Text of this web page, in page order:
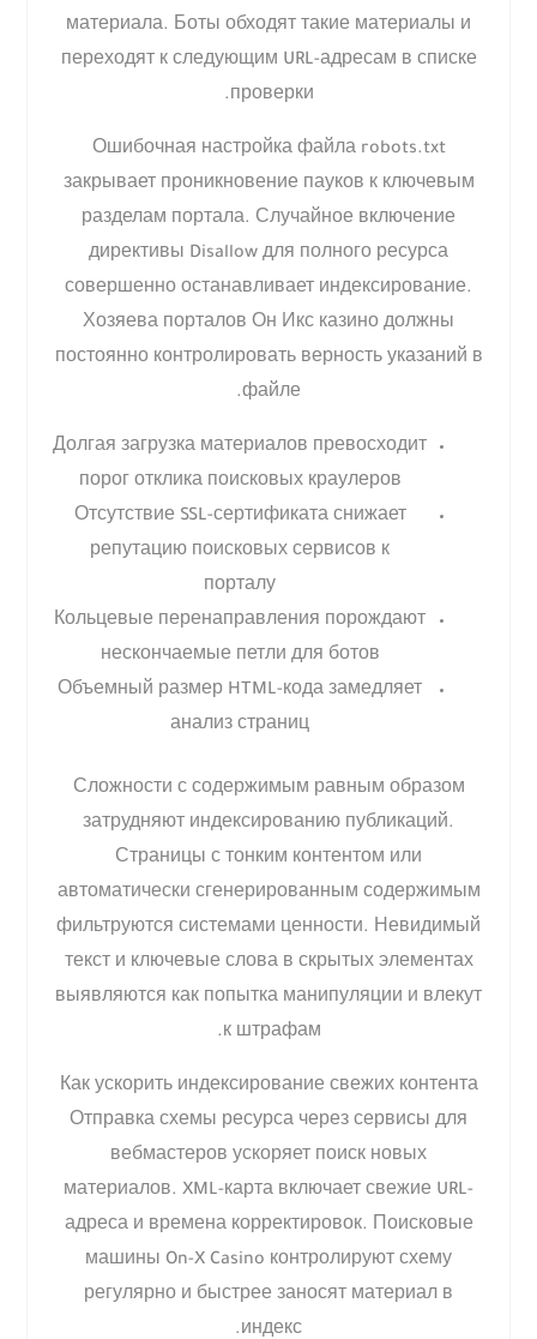
материала. Боты обходят такие материалы и
переходят к следующим URL-адресам в списке
проверки.
Ошибочная настройка файла robots.txt
закрывает проникновение пауков к ключевым
разделам портала. Случайное включение
директивы Disallow для полного ресурса
совершенно останавливает индексирование.
Хозяева порталов Он Икс казино должны
постоянно контролировать верность указаний в
файле.
Долгая загрузка материалов превосходит
порог отклика поисковых краулеров
Отсутствие SSL-сертификата снижает
репутацию поисковых сервисов к
порталу
Кольцевые перенаправления порождают
нескончаемые петли для ботов
Объемный размер HTML-кода замедляет
анализ страниц
Сложности с содержимым равным образом
затрудняют индексированию публикаций.
Страницы с тонким контентом или
автоматически сгенерированным содержимым
фильтруются системами ценности. Невидимый
текст и ключевые слова в скрытых элементах
выявляются как попытка манипуляции и влекут
к штрафам.
Как ускорить индексирование свежих контента
Отправка схемы ресурса через сервисы для
вебмастеров ускоряет поиск новых
материалов. XML-карта включает свежие URL-
адреса и времена корректировок. Поисковые
машины On-X Casino контролируют схему
регулярно и быстрее заносят материал в
индекс.